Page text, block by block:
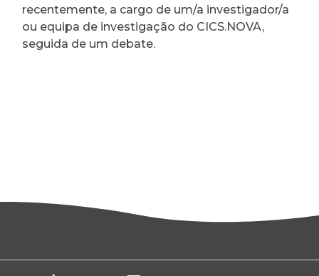
recentemente, a cargo de um/a investigador/a
ou equipa de investigação do CICS.NOVA,
seguida de um debate.